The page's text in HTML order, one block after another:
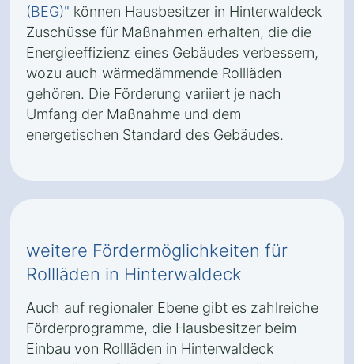
(BEG)" können Hausbesitzer in Hinterwaldeck
Zuschüsse für Maßnahmen erhalten, die die
Energieeffizienz eines Gebäudes verbessern,
wozu auch wärmedämmende Rollläden
gehören. Die Förderung variiert je nach
Umfang der Maßnahme und dem
energetischen Standard des Gebäudes.
weitere Fördermöglichkeiten für
Rollläden in Hinterwaldeck
Auch auf regionaler Ebene gibt es zahlreiche
Förderprogramme, die Hausbesitzer beim
Einbau von Rollläden in Hinterwaldeck